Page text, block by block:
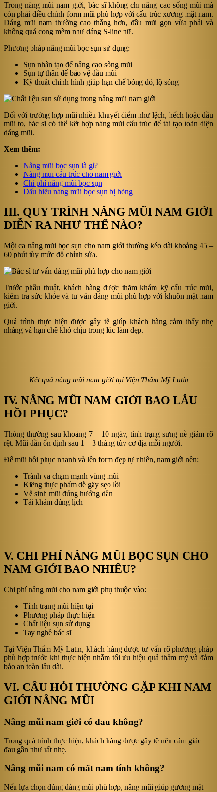
Trong nâng mũi nam giới, bác sĩ không chỉ nâng cao sống mũi mà
còn phải điều chỉnh form mũi phù hợp với cấu trúc xương mặt nam.
Dáng mũi nam thường cao thẳng hơn, đầu mũi gọn vừa phải và
không quá cong mềm như dáng S-line nữ.
Phương pháp nâng mũi bọc sụn sử dụng:
Sụn nhân tạo để nâng cao sống mũi
Sụn tự thân để bảo vệ đầu mũi
Kỹ thuật chỉnh hình giúp hạn chế bóng đỏ, lộ sóng
Đối với trường hợp mũi nhiều khuyết điểm như lệch, hếch hoặc đầu
mũi to, bác sĩ có thể kết hợp nâng mũi cấu trúc để tái tạo toàn diện
dáng mũi.
Xem thêm:
Nâng mũi bọc sụn là gì?
Nâng mũi cấu trúc cho nam giới
Chi phí nâng mũi bọc sụn
Dấu hiệu nâng mũi bọc sụn bị hỏng
III. QUY TRÌNH NÂNG MŨI NAM GIỚI
DIỄN RA NHƯ THẾ NÀO?
Một ca nâng mũi bọc sụn cho nam giới thường kéo dài khoảng 45 –
60 phút tùy mức độ chỉnh sửa.
Trước phẫu thuật, khách hàng được thăm khám kỹ cấu trúc mũi,
kiểm tra sức khỏe và tư vấn dáng mũi phù hợp với khuôn mặt nam
giới.
Quá trình thực hiện được gây tê giúp khách hàng cảm thấy nhẹ
nhàng và hạn chế khó chịu trong lúc làm đẹp.
Kết quả nâng mũi nam giới tại Viện Thẩm Mỹ Latin
IV. NÂNG MŨI NAM GIỚI BAO LÂU
HỒI PHỤC?
Thông thường sau khoảng 7 – 10 ngày, tình trạng sưng nề giảm rõ
rệt. Mũi dần ổn định sau 1 – 3 tháng tùy cơ địa mỗi người.
Để mũi hồi phục nhanh và lên form đẹp tự nhiên, nam giới nên:
Tránh va chạm mạnh vùng mũi
Kiêng thực phẩm dễ gây sẹo lồi
Vệ sinh mũi đúng hướng dẫn
Tái khám đúng lịch
V. CHI PHÍ NÂNG MŨI BỌC SỤN CHO
NAM GIỚI BAO NHIÊU?
Chi phí nâng mũi cho nam giới phụ thuộc vào:
Tình trạng mũi hiện tại
Phương pháp thực hiện
Chất liệu sụn sử dụng
Tay nghề bác sĩ
Tại Viện Thẩm Mỹ Latin, khách hàng được tư vấn rõ phương pháp
phù hợp trước khi thực hiện nhằm tối ưu hiệu quả thẩm mỹ và đảm
bảo an toàn lâu dài.
VI. CÂU HỎI THƯỜNG GẶP KHI NAM
GIỚI NÂNG MŨI
Nâng mũi nam giới có đau không?
Trong quá trình thực hiện, khách hàng được gây tê nên cảm giác
đau gần như rất nhẹ.
Nâng mũi nam có mất nam tính không?
Nếu lựa chọn đúng dáng mũi phù hợp, nâng mũi giúp gương mặt